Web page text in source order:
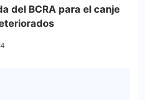
del BCRA para el canje